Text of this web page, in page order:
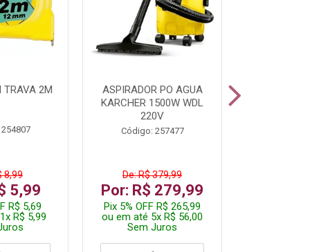
TRAVA 2M
8,99
5,99
R$ 5,69
R$ 5,99
ASPIRADOR PO AGUA
KARCHER 1500W WDL
220V
Código: 257477
De: R$ 379,99
Por: R$ 279,99
Pix 5% OFF R$ 265,99
ou em até 5x R$ 56,00
Sem Juros